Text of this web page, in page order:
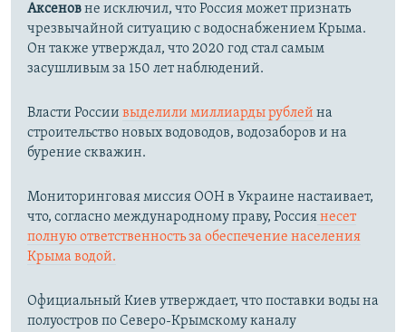
Аксеновне исключил, что Россия может признать
чрезвычайной ситуацию с водоснабжением Крыма.
Он также утверждал, что 2020 год стал самым
засушливым за 150 лет наблюдений.​
Власти России выделили миллиарды рублей на
строительство новых водоводов, водозаборов и на
бурение скважин.
Мониторинговая миссия ООН в Украине настаивает,
что, согласно международному праву, Россиянесет
полную ответственность за обеспечение населения
Крыма водой.
Официальный Киев утверждает, что поставки воды на
полуостров по Северо-Крымскому каналу